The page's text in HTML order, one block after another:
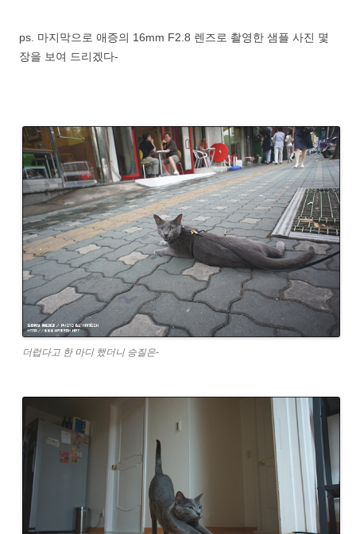
ps. 마지막으로 애증의 16mm F2.8 렌즈로 촬영한 샘플 사진 몇
장을 보여 드리겠다-
더럽다고 한 마디 했더니 승질은-